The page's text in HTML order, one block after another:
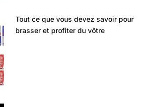
Tout ce que vous devez savoir pour
brasser et profiter du vôtre